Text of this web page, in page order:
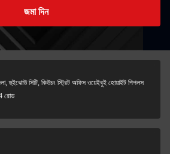
জমা দিন
হুইঝোউ সিটি, কিউচং স্ট্রিট অফিস ওয়েইবুই হোয়াইট পিপলস
রোড